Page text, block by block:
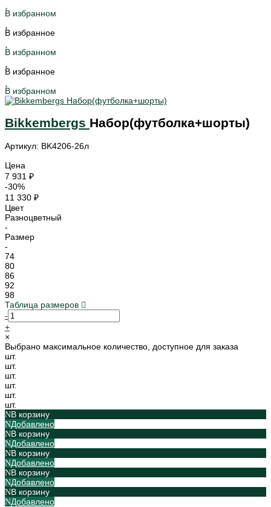
В избранном
В избранное
В избранном
В избранное
В избранном
Bikkembergs Набор(футболка+шорты)
Артикул: BK4206-26л
Цена
7 931 ₽
-30%
11 330 ₽
Цвет
Разноцветный
-
Размер
-
74
80
86
92
98
Таблица размеров
-
+
×
Выбрано максимальное количество, доступное для заказа
шт.
шт.
шт.
шт.
шт.
шт.
В корзину
Добавлено
В корзину
Добавлено
В корзину
Добавлено
В корзину
Добавлено
В корзину
Добавлено